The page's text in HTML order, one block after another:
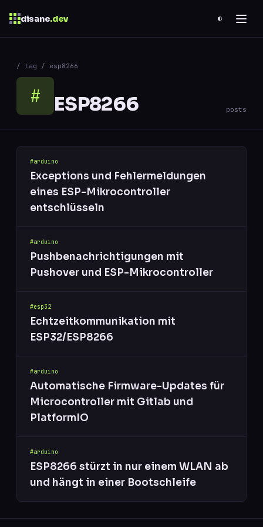
disane.dev ◐
/ tag / esp8266
# ESP8266 posts
#arduino
Exceptions und Fehlermeldungen
eines ESP-Mikrocontroller
entschlüsseln
#arduino
Pushbenachrichtigungen mit
Pushover und ESP-Mikrocontroller
#esp32
Echtzeitkommunikation mit
ESP32/ESP8266
#arduino
Automatische Firmware-Updates für
Microcontroller mit Gitlab und
PlatformIO
#arduino
ESP8266 stürzt in nur einem WLAN ab
und hängt in einer Bootschleife